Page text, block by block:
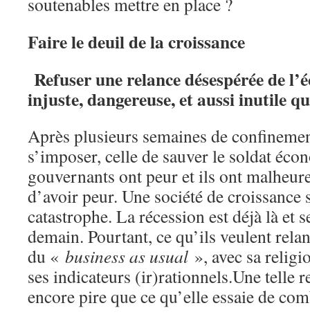
Faire le deuil de la croissance
Refuser une relance désespérée de
injuste, dangereuse,etaussi inutile
Après plusieurs semaines de
s’imposer, celle de sauver le soldat
gouvernants ont peur et ils ont
d’avoir peur. Une société de croissance
catastrophe. La récession est déjà là et
demain. Pourtant, ce qu’ils veulent
du « business as usual », avec sa
ses indicateurs (ir)rationnels.Une telle
encore pire que ce qu’elle essaie de